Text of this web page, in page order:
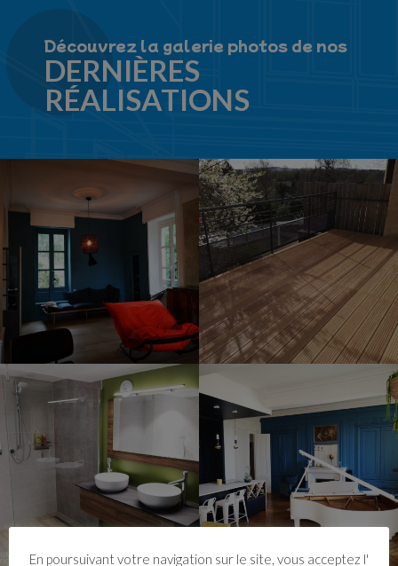
Découvrez la galerie photos de nos
DERNIÈRES
RÉALISATIONS
En poursuivant votre navigation sur le site, vous acceptez l'